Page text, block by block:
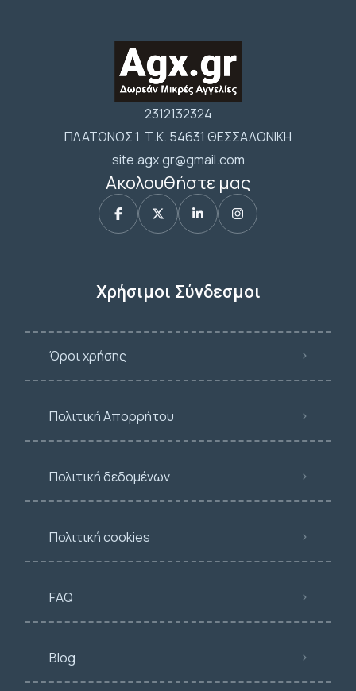
2312132324
ΠΛΑΤΩΝΟΣ 1 Τ.Κ. 54631 ΘΕΣΣΑΛΟΝΙΚΗ
site.agx.gr@gmail.com
Ακολουθήστε μας
Χρήσιμοι Σύνδεσμοι
Όροι χρήσης
Πολιτική Απορρήτου
Πολιτική δεδομένων
Πολιτική cookies
FAQ
Blog